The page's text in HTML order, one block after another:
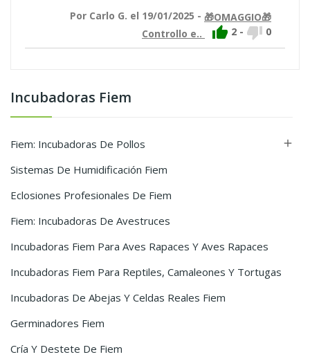
Incubadoras Fiem
Fiem: Incubadoras De Pollos 
Sistemas De Humidificación Fiem
Eclosiones Profesionales De Fiem
Fiem: Incubadoras De Avestruces
Incubadoras Fiem Para Aves Rapaces Y Aves Rapaces
Incubadoras Fiem Para Reptiles, Camaleones Y Tortugas
Incubadoras De Abejas Y Celdas Reales Fiem
Germinadores Fiem
Cría Y Destete De Fiem
Por Carlo G. el 19/01/2025 - 🎁OMAGGIO🎁
Controllo e..
 2 -  0